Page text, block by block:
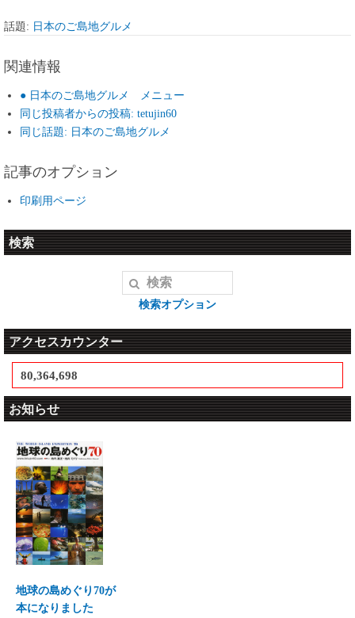
話題: 日本のご島地グルメ
関連情報
● 日本のご島地グルメ メニュー
同じ投稿者からの投稿: tetujin60
同じ話題: 日本のご島地グルメ
記事のオプション
印刷用ページ
検索
検索オプション
アクセスカウンター
80,364,698
お知らせ
地球の島めぐり70が
本になりました